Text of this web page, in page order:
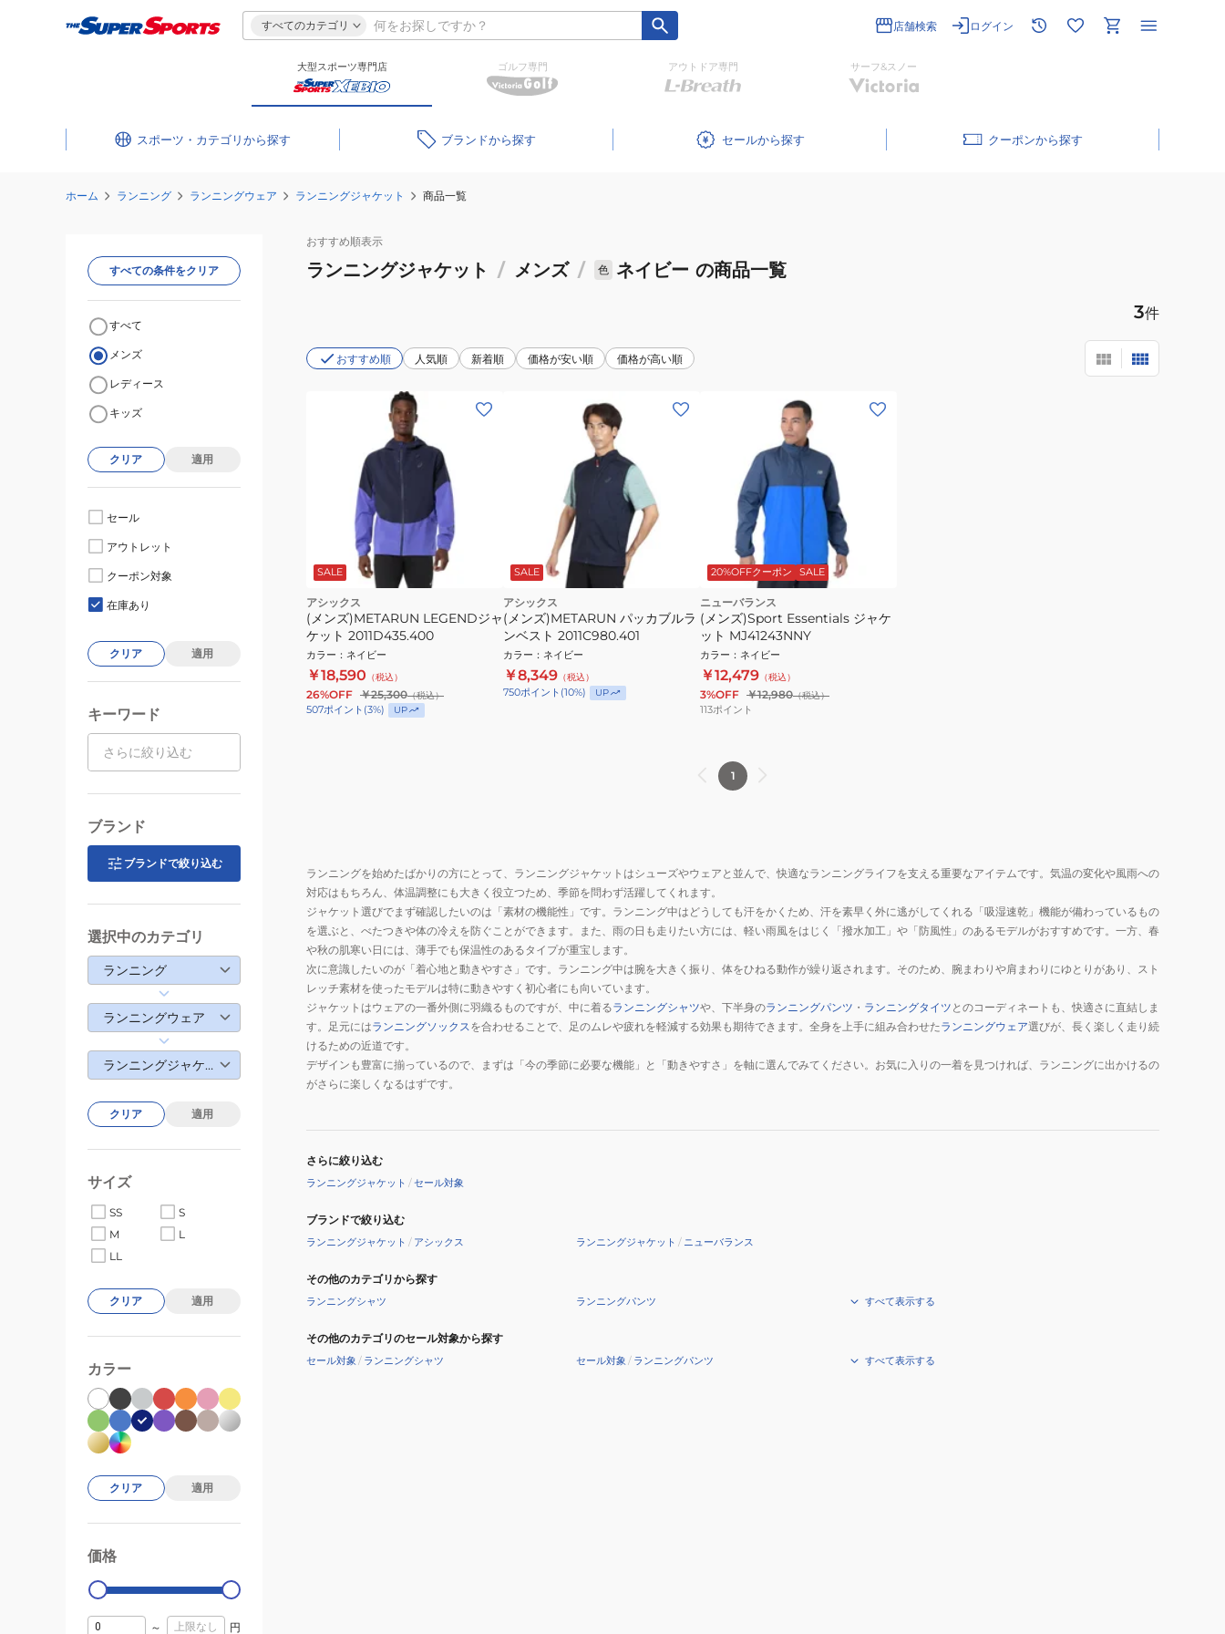
すべてのカテゴリ 店舗検索 ログイン
大型スポーツ専門店 ゴルフ専門 アウトドア専門 サーフ&スノー
スポーツ・カテゴリ ブランド セール クーポン
ホーム ランニング ランニングウェア ランニングジャケット 商品一覧
おすすめ順表示
ランニングジャケット / メンズ / 色 ネイビー の商品一覧
3件
おすすめ順 人気順 新着順 価格が安い順 価格が高い順
SALE
アシックス
(メンズ)METARUN LEGENDジャ
ケット 2011D435.400
カラー ： ネイビー
￥18,590 （税込）
26%OFF ￥25,300（税込）
507ポイント (3%) UP
SALE
アシックス
(メンズ)METARUN パッカブルラ
ンベスト 2011C980.401
カラー ： ネイビー
￥8,349 （税込）
750ポイント (10%) UP
20%OFFクーポン SALE
ニューバランス
(メンズ)Sport Essentials ジャケ
ット MJ41243NNY
カラー ： ネイビー
￥12,479 （税込）
3%OFF ￥12,980（税込）
113ポイント
1
ランニングを始めたばかりの方にとって、ランニングジャケットはシューズやウェアと並んで、快適なランニングライフを支える重要なアイテムです。気温の変化や風雨への
対応はもちろん、体温調整にも大きく役立つため、季節を問わず活躍してくれます。
ジャケット選びでまず確認したいのは「素材の機能性」です。ランニング中はどうしても汗をかくため、汗を素早く外に逃がしてくれる「吸湿速乾」機能が備わっているもの
を選ぶと、べたつきや体の冷えを防ぐことができます。また、雨の日も走りたい方には、軽い雨風をはじく「撥水加工」や「防風性」のあるモデルがおすすめです。一方、春
や秋の肌寒い日には、薄手でも保温性のあるタイプが重宝します。
次に意識したいのが「着心地と動きやすさ」です。ランニング中は腕を大きく振り、体をひねる動作が繰り返されます。そのため、腕まわりや肩まわりにゆとりがあり、スト
レッチ素材を使ったモデルは特に動きやすく初心者にも向いています。
ジャケットはウェアの一番外側に羽織るものですが、中に着るランニングシャツや、下半身のランニングパンツ ・ ランニングタイツ とのコーディネートも、快適さに直結しま
す。足元にはランニングソックス を合わせることで、足のムレや疲れを軽減する効果も期待できます。全身を上手に組み合わせたランニングウェア選びが、長く楽しく走り続
けるための近道です。
デザインも豊富に揃っているので、まずは「今の季節に必要な機能」と「動きやすさ」を軸に選んでみてください。お気に入りの一着を見つければ、ランニングに出かけるの
がさらに楽しくなるはずです。
さらに絞り込む
ランニングジャケット /セール対象
ブランドで絞り込む
ランニングジャケット / アシックス ランニングジャケット / ニューバランス
その他のカテゴリから探す
ランニングシャツ ランニングパンツ すべて表示する
その他のカテゴリのセール対象から探す
セール対象 / ランニングシャツ セール対象 / ランニングパンツ すべて表示する
すべての条件をクリア
すべて
メンズ
レディース
キッズ
クリア 適用
セール
アウトレット
クーポン対象
在庫あり
クリア 適用
キーワード
ブランド
ブランドで絞り込む
選択中のカテゴリ
ランニング
ランニングウェア
ランニングジャケット
クリア 適用
サイズ
SS
S
M
L
LL
クリア 適用
カラー
クリア 適用
価格
0
～ 円